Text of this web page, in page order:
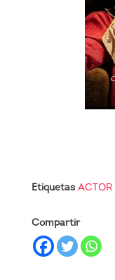
Etiquetas ACTOR|
Compartir